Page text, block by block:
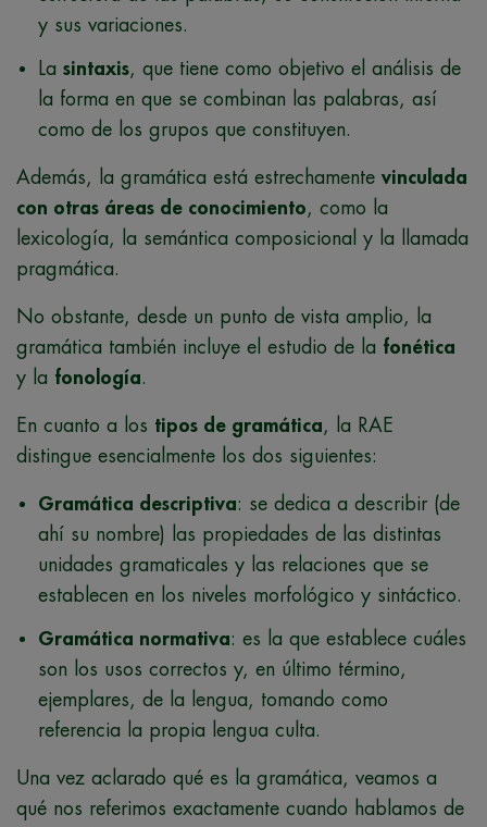
y sus variaciones.
La sintaxis, que tiene como objetivo el análisis de
la forma en que se combinan las palabras, así
como de los grupos que constituyen.
Además, la gramática está estrechamente vinculada
con otras áreas de conocimiento, como la
lexicología, la semántica composicional y la llamada
pragmática.
No obstante, desde un punto de vista amplio, la
gramática también incluye el estudio de la fonética
y la fonología.
En cuanto a los tipos de gramática, la RAE
distingue esencialmente los dos siguientes:
Gramática descriptiva: se dedica a describir (de
ahí su nombre) las propiedades de las distintas
unidades gramaticales y las relaciones que se
establecen en los niveles morfológico y sintáctico.
Gramática normativa: es la que establece cuáles
son los usos correctos y, en último término,
ejemplares, de la lengua, tomando como
referencia la propia lengua culta.
Una vez aclarado qué es la gramática, veamos a
qué nos referimos exactamente cuando hablamos de